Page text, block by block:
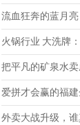
流血狂奔的蓝月亮
火锅行业 大洗牌
把平凡的矿泉水
爱拼才会赢的福
外卖大战升级，